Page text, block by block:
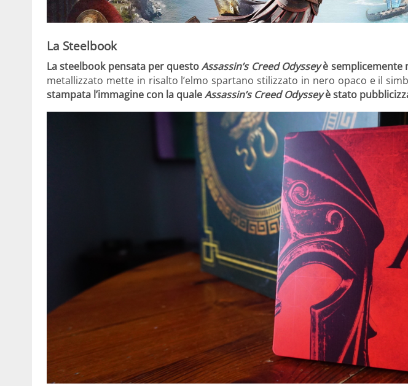
La Steelbook
La steelbook pensata per questoAssassin’s Creed Odysseyè semplicemente
metallizzato mette in risalto l’elmo spartano stilizzato in nero opaco e il
stampata l’immagine con la qualeAssassin’s Creed Odysseyè stato